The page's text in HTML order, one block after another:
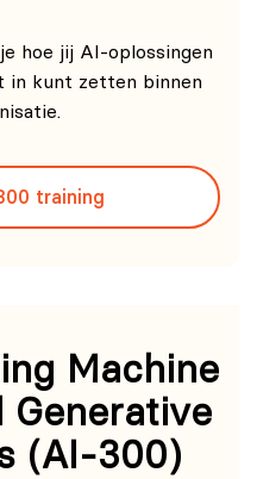
hoe jij AI-oplossingen
in kunt zetten binnen
training
Machine
Generative
(AI-300)